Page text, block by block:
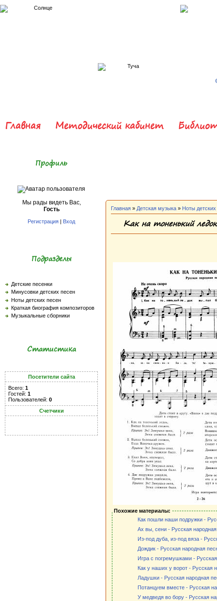
Главная Методический кабинет
Профиль
Мы рады видеть Вас,
Гость
Регистрация | Вход
Подразделы
Детские песенки
Минусовки детских песен
Ноты детских песен
Краткая биография композиторов
Музыкальные сборники
Статистика
Посетители сайта
Всего: 1
Гостей: 1
Пользователей: 0
Счетчики
Главная » Детская музыка » Ноты
Как на тоненький
Похожие материалы:
Как пошли наши подружки -
Ах вы, сени - Русская
Из-под дуба, из-под вяза -
Дождик - Русская народная
Игра с погремушками -
Как у наших у ворот - Русская
Ладушки - Русская народная
Потанцуем вместе - Русская
У медведя во бору - Русская